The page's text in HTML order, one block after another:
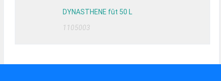
DYNASTHENE fût 50 L
1105003